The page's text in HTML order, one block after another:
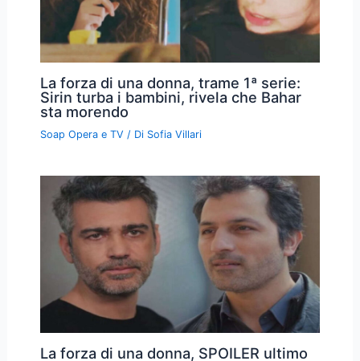
La forza di una donna, trame 1ª serie:
Sirin turba i bambini, rivela che Bahar
sta morendo
Soap Opera e TV / Di Sofia Villari
La forza di una donna, SPOILER ultimo